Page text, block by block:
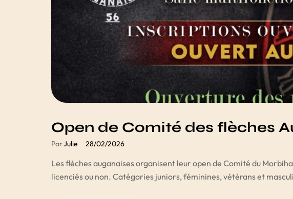
Open de Comité des flèches
ParJulie 28/02/2026
Les flèches auganaises organisent leur open de Comité du
licenciés ou non. Catégories juniors, féminines, vétérans et